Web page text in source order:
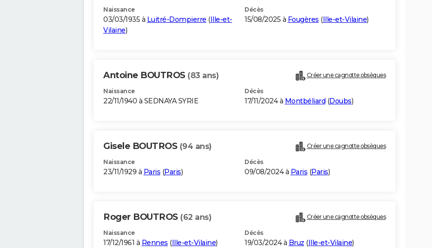
Naissance
03/03/1935 à Luitré-Dompierre (Ille-et-
Vilaine)
Décès
15/08/2025 à Fougères (Ille-et-Vilaine)
Antoine BOUTROS (83 ans) Créer une cagnotte obsèques
Naissance
22/11/1940 à SEDNAYA SYRIE
Décès
17/11/2024 à Montbéliard (Doubs)
Gisele BOUTROS (94 ans) Créer une cagnotte obsèques
Naissance
23/11/1929 à Paris (Paris)
Décès
09/08/2024 à Paris (Paris)
Roger BOUTROS (62 ans) Créer une cagnotte obsèques
Naissance
17/12/1961 à Rennes (Ille-et-Vilaine)
Décès
19/03/2024 à Bruz (Ille-et-Vilaine)